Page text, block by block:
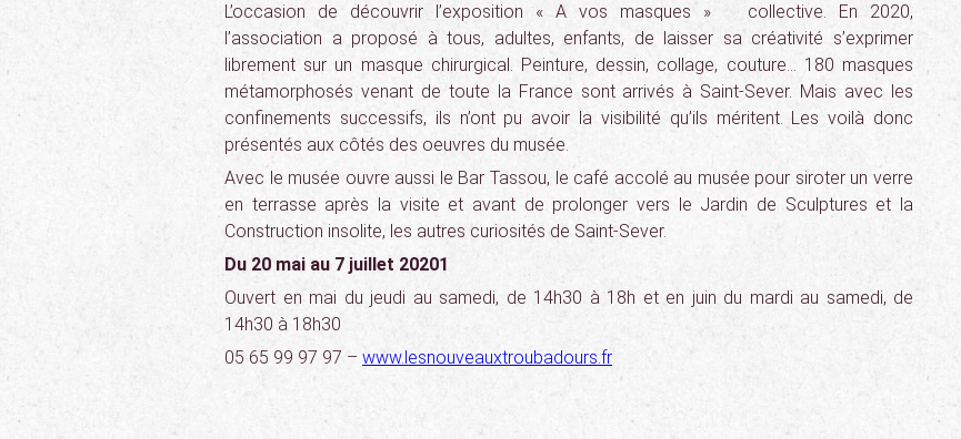
L’occasion de découvrir l’exposition « A vos masques » collective. En 2020,
l’association a proposé à tous, adultes, enfants, de laisser sa créativité s’exprimer
librement sur un masque chirurgical. Peinture, dessin, collage, couture… 180 masques
métamorphosés venant de toute la France sont arrivés à Saint-Sever. Mais avec les
confinements successifs, ils n’ont pu avoir la visibilité qu’ils méritent. Les voilà donc
présentés aux côtés des oeuvres du musée.
Avec le musée ouvre aussi le Bar Tassou, le café accolé au musée pour siroter un verre
en terrasse après la visite et avant de prolonger vers le Jardin de Sculptures et la
Construction insolite, les autres curiosités de Saint-Sever.
Du 20 mai au 7 juillet 20201
Ouvert en mai du jeudi au samedi, de 14h30 à 18h et en juin du mardi au samedi, de
14h30 à 18h30
05 65 99 97 97 – www.lesnouveauxtroubadours.fr